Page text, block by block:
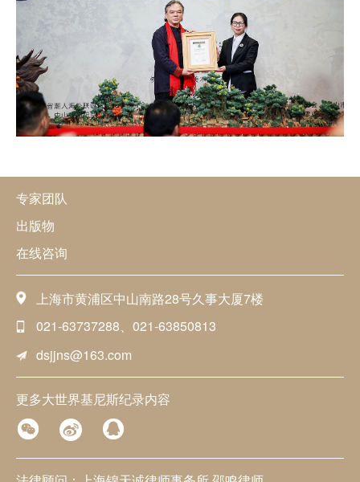
专家团队
出版物
在线咨询
上海市黄浦区中山南路28号久事大厦7楼
021-63737288、021-63850813
dsjjns@163.com
更多大世界基尼斯纪录内容